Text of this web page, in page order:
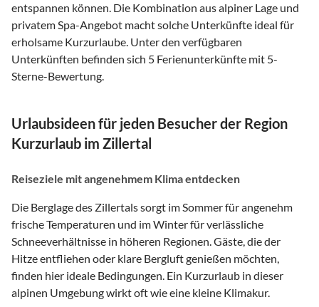
entspannen können. Die Kombination aus alpiner Lage und
privatem Spa-Angebot macht solche Unterkünfte ideal für
erholsame Kurzurlaube. Unter den verfügbaren
Unterkünften befinden sich 5 Ferienunterkünfte mit 5-
Sterne-Bewertung.
Urlaubsideen für jeden Besucher der Region
Kurzurlaub im Zillertal
Reiseziele mit angenehmem Klima entdecken
Die Berglage des Zillertals sorgt im Sommer für angenehm
frische Temperaturen und im Winter für verlässliche
Schneeverhältnisse in höheren Regionen. Gäste, die der
Hitze entfliehen oder klare Bergluft genießen möchten,
finden hier ideale Bedingungen. Ein Kurzurlaub in dieser
alpinen Umgebung wirkt oft wie eine kleine Klimakur.